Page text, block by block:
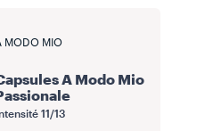
MODO MIO
A Modo Mio
11/13